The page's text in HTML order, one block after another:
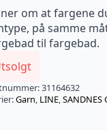
om at fargene
på samme
til fargebad.
31164632
Garn, LINE,SANDNES